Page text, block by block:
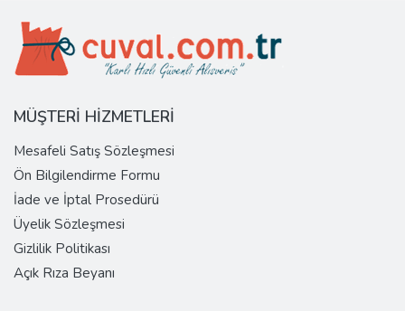
MÜŞTERİ HİZMETLERİ
Mesafeli Satış Sözleşmesi
Ön Bilgilendirme Formu
İade ve İptal Prosedürü
Üyelik Sözleşmesi
Gizlilik Politikası
Açık Rıza Beyanı